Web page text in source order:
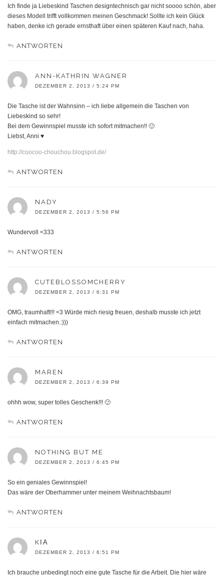
Ich finde ja Liebeskind Taschen designtechnisch gar nicht soooo schön, aber
dieses Modell trifft vollkommen meinen Geschmack! Sollte ich kein Glück
haben, denke ich gerade ernsthaft über einen späteren Kauf nach, haha.
ANTWORTEN
ANN-KATHRIN WAGNER
DEZEMBER 2, 2013 / 5:24 PM
Die Tasche ist der Wahnsinn – ich liebe allgemein die Taschen von
Liebeskind so sehr!
Bei dem Gewinnspiel musste ich sofort mitmachen!! 🙂
Liebst, Anni ♥
http://coocoo-chouchou.blogspot.de/
ANTWORTEN
NADY
DEZEMBER 2, 2013 / 5:56 PM
Wundervoll <333
ANTWORTEN
CUTEBLOSSOMCHERRY
DEZEMBER 2, 2013 / 6:31 PM
OMG, traumhaft!!! <3 Würde mich riesig freuen, deshalb musste ich jetzt
einfach mitmachen.:)))
ANTWORTEN
MAREN
DEZEMBER 2, 2013 / 6:39 PM
ohhh wow, super tolles Geschenk!!! 🙂
ANTWORTEN
NOTHING BUT ME
DEZEMBER 2, 2013 / 6:45 PM
So ein geniales Gewinnspiel!
Das wäre der Oberhammer unter meinem Weihnachtsbaum!
ANTWORTEN
КΙΑ
DEZEMBER 2, 2013 / 6:51 PM
Ich brauche unbedingt noch eine gute Tasche für die Arbeit. Die hier wäre